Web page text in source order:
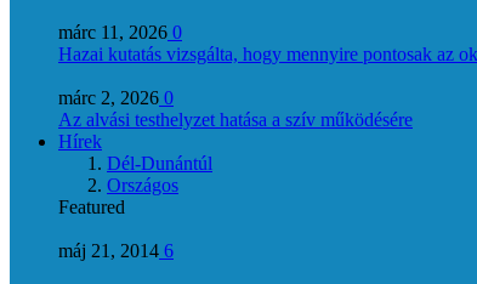
márc 11, 2026 0
Hazai kutatás vizsgálta, hogy mennyire pontosak az
márc 2, 2026 0
Az alvási testhelyzet hatása a szív működésére
Hírek
Dél-Dunántúl
Országos
Featured
máj 21, 2014 6